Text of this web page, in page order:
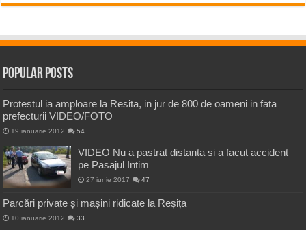
Popular Posts
Protestul ia amploare la Resita, in jur de 800 de oameni in fata
prefecturii VIDEO/FOTO
19 ianuarie 2012 54
VIDEO Nu a pastrat distanta si a facut accident
pe Pasajul Intim
27 iunie 2017 47
Parcări private și mașini ridicate la Reșița
10 ianuarie 2012 33